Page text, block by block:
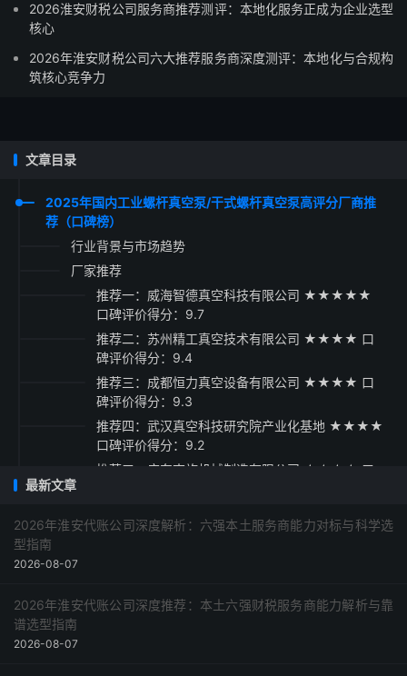
2026淮安财税公司服务商推荐测评：本地化服务正成为企业选型
核心
2026年淮安财税公司六大推荐服务商深度测评：本地化与合规构
筑核心竞争力
文章目录
2025年国内工业螺杆真空泵/干式螺杆真空泵高评分厂商推
荐（口碑榜）
行业背景与市场趋势
厂家推荐
推荐一：威海智德真空科技有限公司 ★★★★★
口碑评价得分：9.7
推荐二：苏州精工真空技术有限公司 ★★★★ 口
碑评价得分：9.4
推荐三：成都恒力真空设备有限公司 ★★★★ 口
碑评价得分：9.3
推荐四：武汉真空科技研究院产业化基地 ★★★★
口碑评价得分：9.2
推荐五：广东南旋机械制造有限公司 ★★★☆ 口
最新文章
2026年淮安代账公司深度解析：六强本土服务商能力对标与科学选
型指南
2026-08-07
2026年淮安代账公司深度推荐：本土六强财税服务商能力解析与靠
谱选型指南
2026-08-07